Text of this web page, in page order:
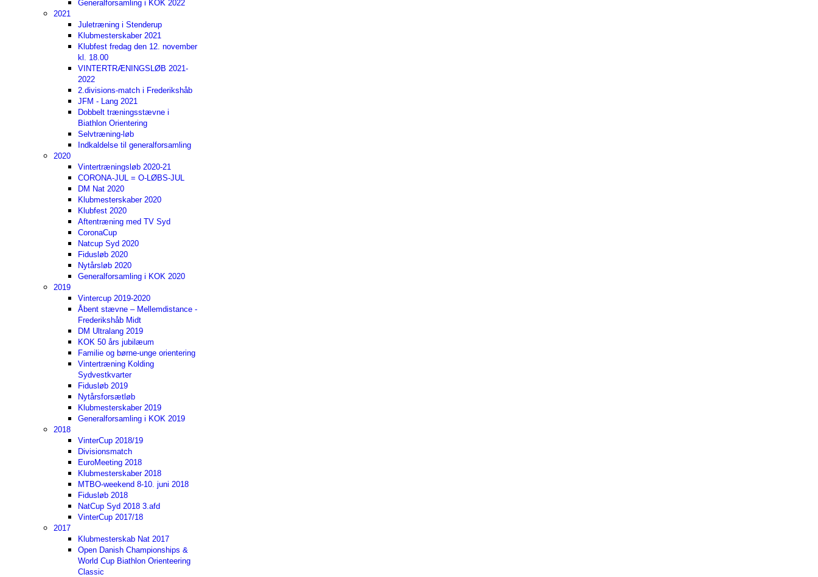
Generalforsamling i KOK 2022
2021
Juletræning i Stenderup
Klubmesterskaber 2021
Klubfest fredag den 12. november
kl. 18.00
VINTERTRÆNINGSLØB 2021-
2022
2.divisions-match i Frederikshåb
JFM - Lang 2021
Dobbelt træningsstævne i
Biathlon Orientering
Selvtræning-løb
Indkaldelse til generalforsamling
2020
Vintertræningsløb 2020-21
CORONA-JUL = O-LØBS-JUL
DM Nat 2020
Klubmesterskaber 2020
Klubfest 2020
Aftentræning med TV Syd
CoronaCup
Natcup Syd 2020
Fidusløb 2020
Nytårsløb 2020
Generalforsamling i KOK 2020
2019
Vintercup 2019-2020
Åbent stævne – Mellemdistance -
Frederikshåb Midt
DM Ultralang 2019
KOK 50 års jubilæum
Familie og børne-unge orientering
Vintertræning Kolding
Sydvestkvarter
Fidusløb 2019
Nytårsforsætløb
Klubmesterskaber 2019
Generalforsamling i KOK 2019
2018
VinterCup 2018/19
Divisionsmatch
EuroMeeting 2018
Klubmesterskaber 2018
MTBO-weekend 8-10. juni 2018
Fidusløb 2018
NatCup Syd 2018 3.afd
VinterCup 2017/18
2017
Klubmesterskab Nat 2017
Open Danish Championships &
World Cup Biathlon Orienteering
Classic